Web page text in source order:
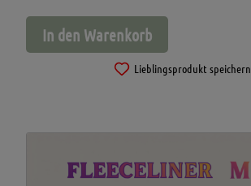
In den Warenkorb
Lieblingsprodukt speichern